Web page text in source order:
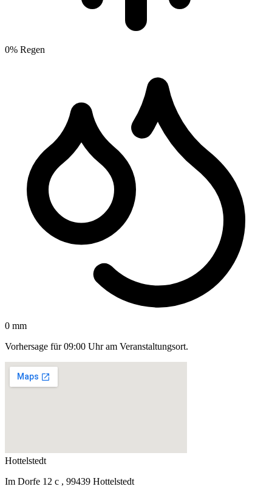
0% Regen
0 mm
Vorhersage für 09:00 Uhr am Veranstaltungsort.
Hottelstedt
Im Dorfe 12 c , 99439 Hottelstedt